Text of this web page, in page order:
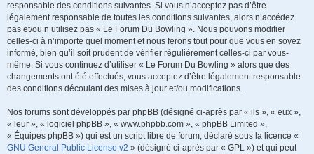
responsable des conditions suivantes. Si vous n’acceptez pas d’être
légalement responsable de toutes les conditions suivantes, alors n’accédez
pas et/ou n’utilisez pas « Le Forum Du Bowling ». Nous pouvons modifier
celles-ci à n’importe quel moment et nous ferons tout pour que vous en soyez
informé, bien qu’il soit prudent de vérifier régulièrement celles-ci par vous-
même. Si vous continuez d’utiliser « Le Forum Du Bowling » alors que des
changements ont été effectués, vous acceptez d’être légalement responsable
des conditions découlant des mises à jour et/ou modifications.
Nos forums sont développés par phpBB (désigné ci-après par « ils », « eux »,
« leur », « logiciel phpBB », « www.phpbb.com », « phpBB Limited »,
« Équipes phpBB ») qui est un script libre de forum, déclaré sous la licence «
GNU General Public License v2 » (désigné ci-après par « GPL ») et qui peut